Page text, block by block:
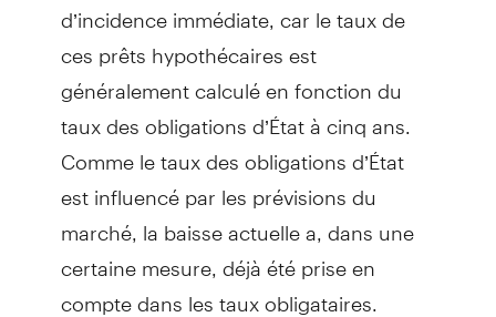
d’incidence immédiate, car le taux de
ces prêts hypothécaires est
généralement calculé en fonction du
taux des obligations d’État à cinq ans.
Comme le taux des obligations d’État
est influencé par les prévisions du
marché, la baisse actuelle a, dans une
certaine mesure, déjà été prise en
compte dans les taux obligataires.